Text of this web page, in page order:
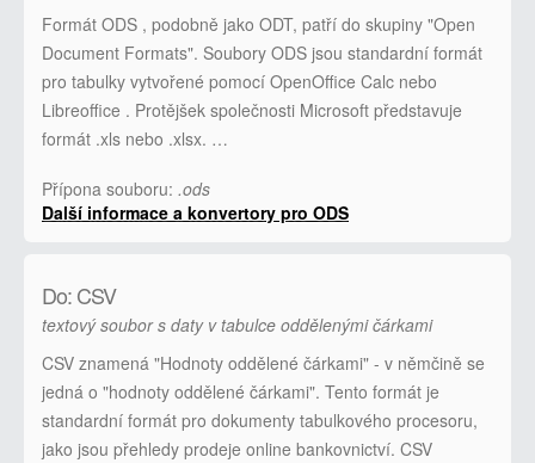
Formát ODS , podobně jako ODT, patří do skupiny "Open
Document Formats". Soubory ODS jsou standardní formát
pro tabulky vytvořené pomocí OpenOffice Calc nebo
Libreoffice . Protějšek společnosti Microsoft představuje
formát .xls nebo .xlsx. …
Přípona souboru: .ods
Další informace a konvertory pro ODS
Do: CSV
textový soubor s daty v tabulce oddělenými čárkami
CSV znamená "Hodnoty oddělené čárkami" - v němčině se
jedná o "hodnoty oddělené čárkami". Tento formát je
standardní formát pro dokumenty tabulkového procesoru,
jako jsou přehledy prodeje online bankovnictví. CSV